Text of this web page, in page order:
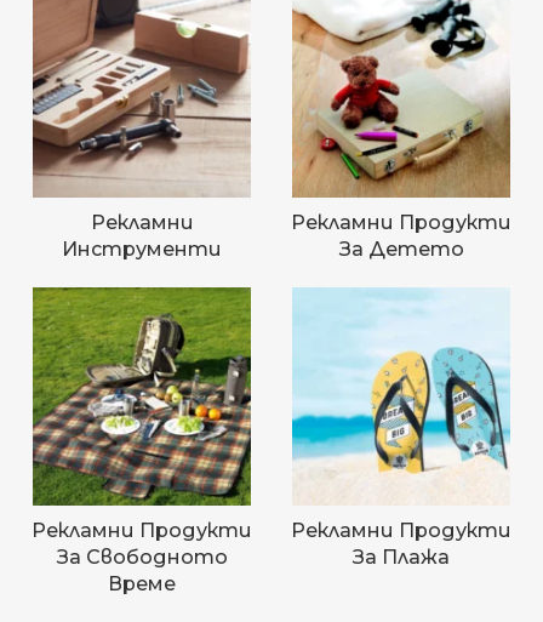
Рекламни
Инструменти
Рекламни Продукти
За Детето
Рекламни Продукти
За Свободното
Време
Рекламни Продукти
За Плажа